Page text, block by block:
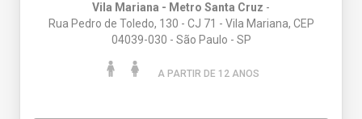
Vila Mariana - Metro Santa Cruz -
Rua Pedro de Toledo, 130 - CJ 71 - Vila Mariana, CEP
04039-030 - São Paulo - SP
A PARTIR DE 12 ANOS